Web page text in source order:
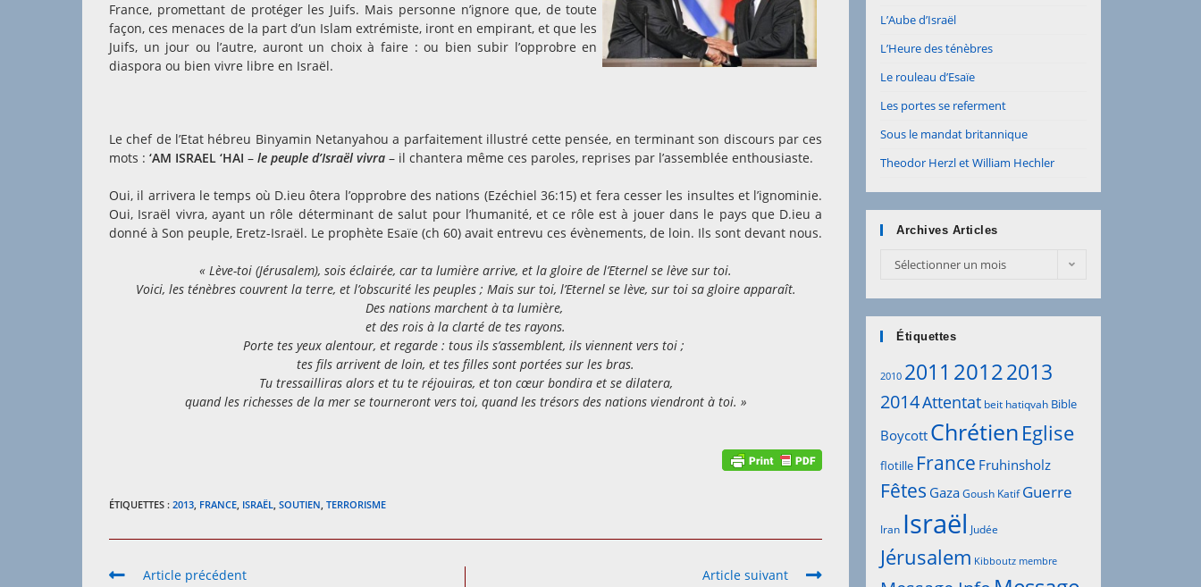
France, promettant de protéger les Juifs. Mais personne n’ignore que, de toute
façon, ces menaces de la part d’un Islam extrémiste, iront en empirant, et que les
Juifs, un jour ou l’autre, auront un choix à faire : ou bien subir l’opprobre en
diaspora ou bien vivre libre en Israël.
Le chef de l’Etat hébreu Binyamin Netanyahou a parfaitement illustré cette pensée, en terminant son discours par ces
mots : ‘AM ISRAEL ‘HAI – le peuple d’Israël vivra – il chantera même ces paroles, reprises par l’assemblée enthousiaste.
Oui, il arrivera le temps où D.ieu ôtera l’opprobre des nations (Ezéchiel 36:15) et fera cesser les insultes et l’ignominie.
Oui, Israël vivra, ayant un rôle déterminant de salut pour l’humanité, et ce rôle est à jouer dans le pays que D.ieu a
donné à Son peuple, Eretz-Israël. Le prophète Esaïe (ch 60) avait entrevu ces évènements, de loin. Ils sont devant nous.
« Lève-toi (Jérusalem), sois éclairée, car ta lumière arrive, et la gloire de l’Eternel se lève sur toi.
Voici, les ténèbres couvrent la terre, et l’obscurité les peuples ; Mais sur toi, l’Eternel se lève, sur toi sa gloire apparaît.
Des nations marchent à ta lumière,
et des rois à la clarté de tes rayons.
Porte tes yeux alentour, et regarde : tous ils s’assemblent, ils viennent vers toi ;
tes fils arrivent de loin, et tes filles sont portées sur les bras.
Tu tressailliras alors et tu te réjouiras, et ton cœur bondira et se dilatera,
quand les richesses de la mer se tourneront vers toi, quand les trésors des nations viendront à toi. »
ÉTIQUETTES : 2013, FRANCE, ISRAËL, SOUTIEN, TERRORISME
Read
Article précédent Article suivant
L’Aube d’Israël
L’Heure des ténèbres
Le rouleau d’Esaïe
Les portes se referment
Sous le mandat britannique
Theodor Herzl et William Hechler
Archives Articles
Archives
Sélectionner un mois
Étiquettes
2010 2011 20122013
2014Attentat beit hatiqvah Bible
Boycott Chrétien Eglise
flotille France Fruhinsholz
Fêtes GazaGoush Katif Guerre
Iran Israël Judée
Jérusalem Kibboutz membre